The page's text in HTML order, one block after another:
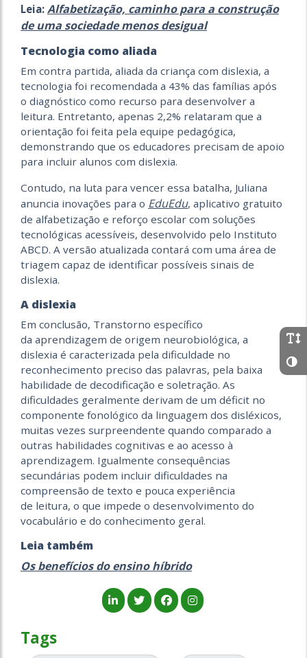
Leia: Alfabetização, caminho para a construção
de uma sociedade menos desigual
Tecnologia como aliada
Em contra partida, aliada da criança com dislexia, a
tecnologia foi recomendada a 43% das famílias após
o diagnóstico como recurso para desenvolver a
leitura. Entretanto, apenas 2,2% relataram que a
orientação foi feita pela equipe pedagógica,
demonstrando que os educadores precisam de apoio
para incluir alunos com dislexia.
Contudo, na luta para vencer essa batalha, Juliana
anuncia inovações para o EduEdu, aplicativo gratuito
de alfabetização e reforço escolar com soluções
tecnológicas acessíveis, desenvolvido pelo Instituto
ABCD. A versão atualizada contará com uma área de
triagem capaz de identificar possíveis sinais de
dislexia.
A dislexia
Em conclusão, Transtorno específico
da aprendizagem de origem neurobiológica, a
dislexia é caracterizada pela dificuldade no
reconhecimento preciso das palavras, pela baixa
habilidade de decodificação e soletração. As
dificuldades geralmente derivam de um déficit no
componente fonológico da linguagem dos disléxicos,
muitas vezes surpreendente quando comparado a
outras habilidades cognitivas e ao acesso à
aprendizagem. Igualmente consequências
secundárias podem incluir dificuldades na
compreensão de texto e pouca experiência
de leitura, o que impede o desenvolvimento do
vocabulário e do conhecimento geral.
Leia também
Os benefícios do ensino híbrido
Tags